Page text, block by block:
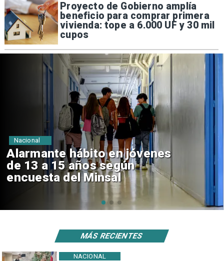
Proyecto de Gobierno amplía
beneficio para comprar primera
vivienda: tope a 6.000 UF y 30 mil
cupos
Aprueban creación del Parque
Sebastián Piñera con inversión
de $4 mil millones
Regiones
NACIONAL
MÁS RECIENTES